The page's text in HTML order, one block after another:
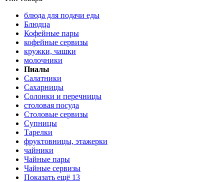
блюда для подачи еды
Блюдца
Кофейные пары
кофейные сервизы
кружки, чашки
молочники
Пиалы
Салатники
Сахарницы
Солонки и перечницы
столовая посуда
Столовые сервизы
Супницы
Тарелки
фруктовницы, этажерки
чайники
Чайные пары
Чайные сервизы
Показать ещё 13